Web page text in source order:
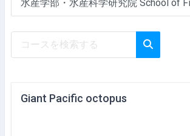
コースカテゴリ
コースを
Giant Pacific octopus